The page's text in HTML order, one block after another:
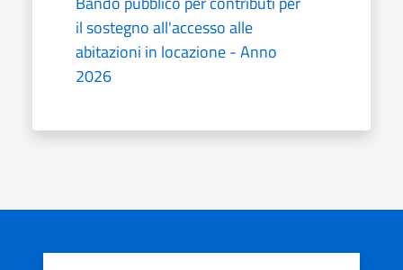
il sostegno all'accesso alle
abitazioni in locazione - Anno
2026